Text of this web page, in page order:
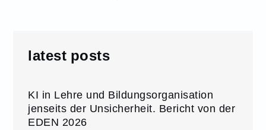
latest posts
KI in Lehre und Bildungsorganisation
jenseits der Unsicherheit. Bericht von der
EDEN 2026